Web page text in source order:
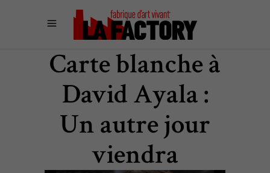
Carte blanche à
David Ayala :
Un autre jour
viendra